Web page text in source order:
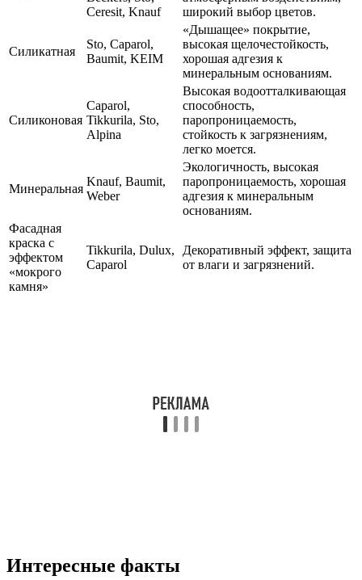
Ceresit, Knauf
широкий выбор цветов.
Силикатная
Sto, Caparol,
Baumit, KEIM
«Дышащее» покрытие,
высокая щелочестойкость,
хорошая адгезия к
минеральным основаниям.
Силиконовая
Caparol,
Tikkurila, Sto,
Alpina
Высокая водоотталкивающая
способность,
паропроницаемость,
стойкость к загрязнениям,
легко моется.
Минеральная
Knauf, Baumit,
Weber
Экологичность, высокая
паропроницаемость, хорошая
адгезия к минеральным
основаниям.
Фасадная
краска с
эффектом
«мокрого
камня»
Tikkurila, Dulux,
Caparol
Декоративный эффект, защита
от влаги и загрязнений.
Интересные факты